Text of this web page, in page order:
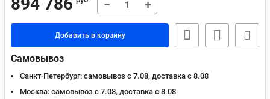
− +
Добавить в корзину
Самовывоз
Санкт-Петербург: самовывоз с 7.08, доставка c 8.08
Москва: самовывоз с 7.08, доставка c 8.08